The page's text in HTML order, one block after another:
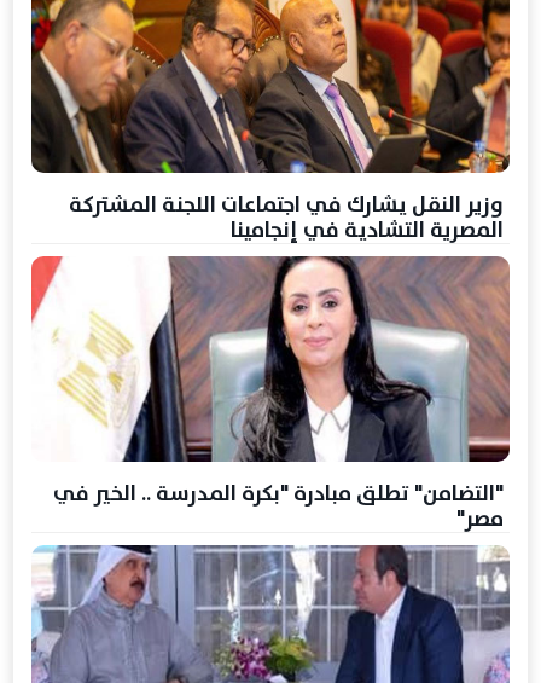
وزير النقل يشارك في اجتماعات اللجنة المشتركة
المصرية التشادية في إنجامينا
"التضامن" تطلق مبادرة "بكرة المدرسة .. الخير في
مصر"